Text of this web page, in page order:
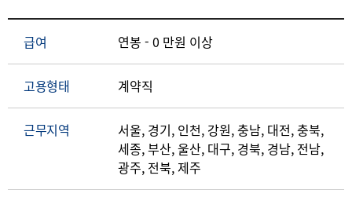
급여 연봉 - 0 만원 이상
고용형태 계약직
근무지역
서울, 경기, 인천, 강원, 충남, 대전, 충북,
세종, 부산, 울산, 대구, 경북, 경남, 전남,
광주, 전북, 제주